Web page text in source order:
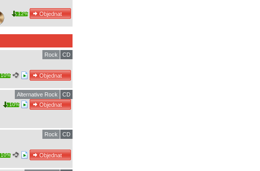
12%
CD
Rock
10%
CD
Alternative Rock
10%
CD
Rock
10%